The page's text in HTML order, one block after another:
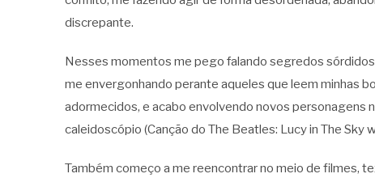
discrepante.
Nesses momentos me pego falando segredos
me envergonhando perante aqueles que leem minhas
adormecidos, e acabo envolvendo novos personagens
caleidoscópio (Canção do The Beatles: Lucy in The Sky
Também começo a me reencontrar no meio de filmes,